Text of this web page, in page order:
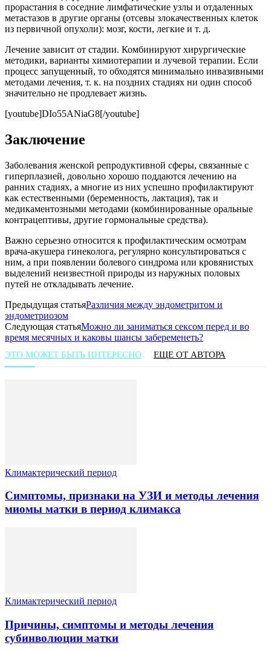
прорастания в соседние лимфатические узлы и отдаленных
метастазов в другие органы (отсевы злокачественных клеток
из первичной опухоли): мозг, кости, легкие и т. д.
Лечение зависит от стадии. Комбинируют хирургические
методики, варианты химиотерапии и лучевой терапии. Если
процесс запущенный, то обходятся минимально инвазивными
методами лечения, т. к. на поздних стадиях ни один способ
значительно не продлевает жизнь.
[youtube]DIo55ANiaG8[/youtube]
Заключение
Заболевания женской репродуктивной сферы, связанные с
гиперплазией, довольно хорошо поддаются лечению на
ранних стадиях, а многие из них успешно профилактируют
как естественными (беременность, лактация), так и
медикаментозными методами (комбинированные оральные
контрацептивы, другие гормональные средства).
Важно серьезно относится к профилактическим осмотрам
врача-акушера гинеколога, регулярно консультироваться с
ним, а при появлении болевого синдрома или кровянистых
выделений неизвестной природы из наружных половых
путей не откладывать лечение.
Предыдущая статьяРазличия между эндометритом и
эндометриозом
Следующая статьяМожно ли заниматься сексом перед и во
время месячных и каковы шансы забеременеть?
ЭТО МОЖЕТ БЫТЬ ИНТЕРЕСНО ЕЩЕ ОТ АВТОРА
Климактерический период
Симптомы, признаки на УЗИ и методы лечения
миомы матки в период климакса
Климактерический период
Причины, симптомы и методы лечения
субинволюции матки